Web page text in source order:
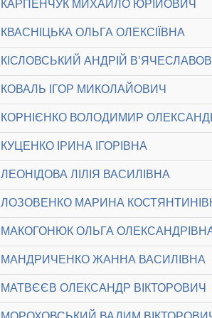
КАРПЕНЧУК МИХАЙЛО ЮРІЙОВИЧ
КВАСНІЦЬКА ОЛЬГА ОЛЕКСІЇВНА
КІСЛОВСЬКИЙ АНДРІЙ
КОВАЛЬ ІГОР МИКОЛАЙОВИЧ
КОРНІЄНКО ВОЛОДИМИР
КУЦЕНКО ІРИНА ІГОРІВНА
ЛЕОНІДОВА ЛІЛІЯ ВАСИЛІВНА
ЛОЗОВЕНКО МАРИНА
МАКОГОНЮК ОЛЬГА
МАНДРИЧЕНКО ЖАННА ВАСИЛІВНА
МАТВЄЄВ ОЛЕКСАНДР ВІКТОРОВИЧ